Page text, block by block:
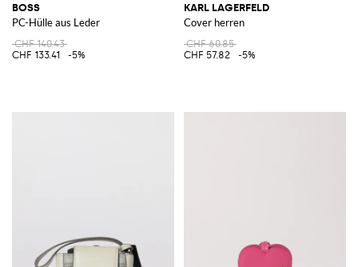
BOSS
PC-Hülle aus Leder
CHF 140.43
CHF 133.41
-5%
KARL LAGERFELD
Cover herren
CHF 60.85
CHF 57.82
-5%